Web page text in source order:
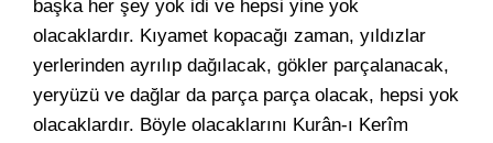
başka her şey yok idi ve hepsi yine yok
olacaklardır. Kıyamet kopacağı zaman, yıldızlar
yerlerinden ayrılıp dağılacak, gökler parçalanacak,
yeryüzü ve dağlar da parça parça olacak, hepsi yok
olacaklardır. Böyle olacaklarını Kurân-ı Kerîm